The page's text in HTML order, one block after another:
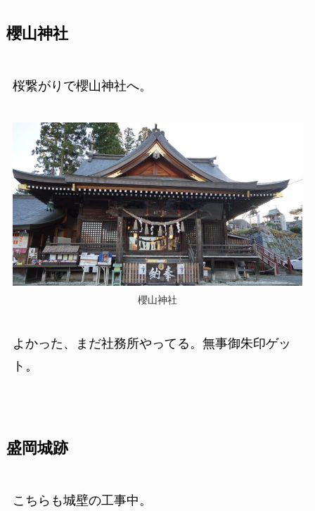
櫻山神社
桜繋がりで櫻山神社へ。
櫻山神社
よかった、まだ社務所やってる。無事御朱印ゲッ
ト。
盛岡城跡
こちらも城壁の工事中。